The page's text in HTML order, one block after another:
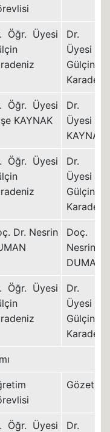
Öğr. Üyesi
Dr.
Üyesi
Gülçin
Öğr. Üyesi
KAYNAK
Dr.
Üyesi
KAYNAK
Öğr. Üyesi
Dr.
Üyesi
Gülçin
Dr. Nesrin
Doç.
Nesrin
DUMAN
Öğr. Üyesi
Dr.
Üyesi
Gülçin
Öğr. Üyesi
Dr.